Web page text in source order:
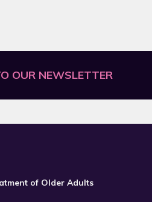
OUR NEWSLETTER
of Older Adults